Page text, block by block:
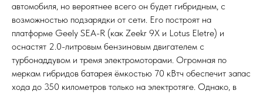
автомобиля, но вероятнее всего он будет гибридным, с
возможностью подзарядки от сети. Его построят на
платформе Geely SEA-R (как Zeekr 9X и Lotus Eletre) и
оснастят 2.0-литровым бензиновым двигателем с
турбонаддувом и тремя электромоторами. Огромная по
меркам гибридов батарея ёмкостью 70 кВтч обеспечит запас
хода до 350 километров только на электротяге. Однако, в